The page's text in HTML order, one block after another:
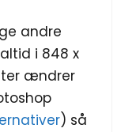
andre
i 848 x
ændrer
) så